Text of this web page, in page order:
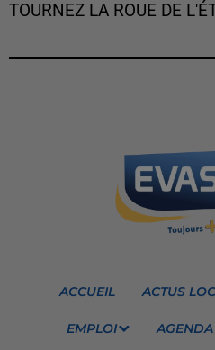
TOURNEZ LA ROUE DE
ACCUEIL ACTUS
EMPLOI AGENDA